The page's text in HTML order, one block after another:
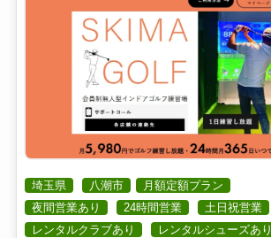
埼玉県 八潮市
月額定額プラン
夜間営業あり
24時間営業 土日祝営業
レンタルクラブあり
レンタルシューズあり